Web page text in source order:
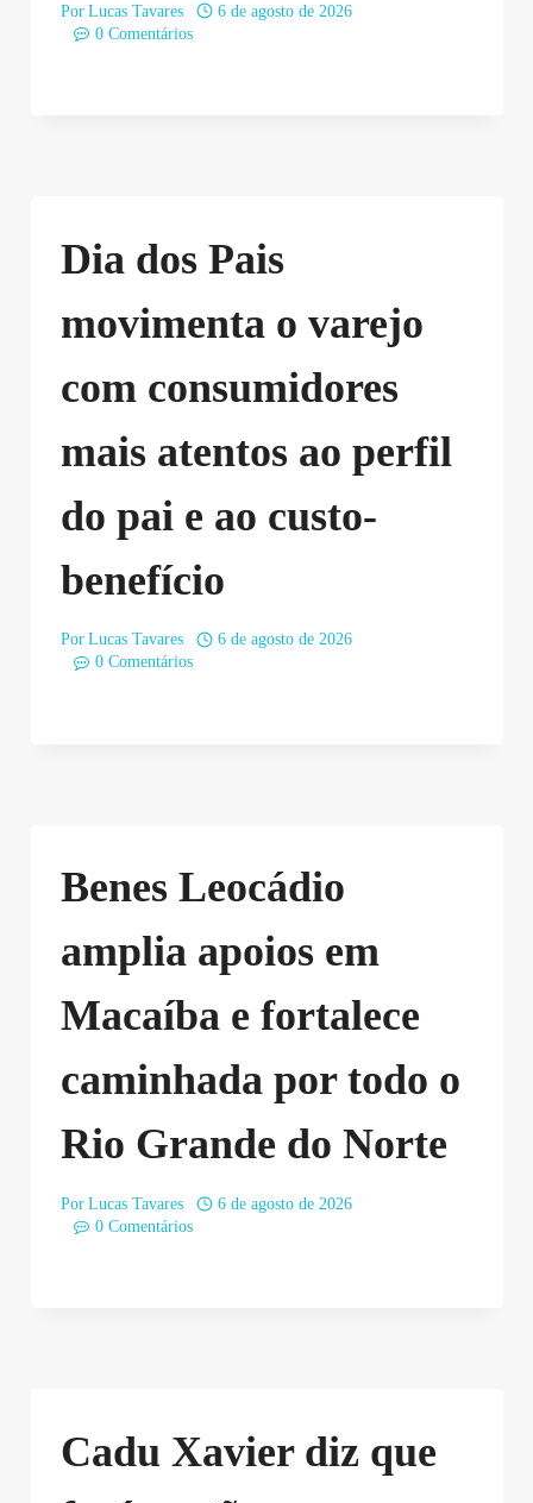
Por Lucas Tavares
6 de agosto de 2026
0 Comentários
Dia dos Pais
movimenta o varejo
com consumidores
mais atentos ao perfil
do pai e ao custo-
benefício
Por Lucas Tavares
6 de agosto de 2026
0 Comentários
Benes Leocádio
amplia apoios em
Macaíba e fortalece
caminhada por todo o
Rio Grande do Norte
Por Lucas Tavares
6 de agosto de 2026
0 Comentários
Cadu Xavier diz que